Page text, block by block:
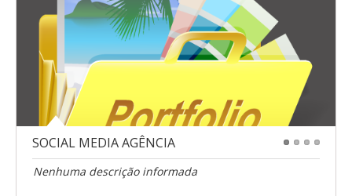
SOCIAL MEDIA AGÊNCIA
Nenhuma descrição informada